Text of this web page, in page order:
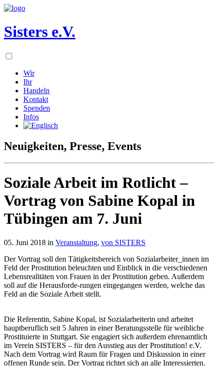
Sisters e.V.
Wir
Ihr
Handeln
Kontakt
Spenden
Infos
Neuigkeiten, Presse, Events
Soziale Arbeit im Rotlicht –
Vortrag von Sabine Kopal in
Tübingen am 7. Juni
05. Juni 2018 in Veranstaltung, von SISTERS
Der Vortrag soll den Tätigkeitsbereich von Sozialarbeiter_innen im
Feld der Prostitution beleuchten und Einblick in die verschiedenen
Lebensrealitäten von Frauen in der Prostitution geben. Außerdem
soll auf die Herausforde-rungen eingegangen werden, welche das
Feld an die Soziale Arbeit stellt.
Die Referentin, Sabine Kopal, ist Sozialarbeiterin und arbeitet
hauptberuflich seit 5 Jahren in einer Beratungsstelle für weibliche
Prostituierte in Stuttgart. Sie engagiert sich außerdem ehrenamtlich
im Verein SISTERS – für den Ausstieg aus der Prostitution! e.V.
Nach dem Vortrag wird Raum für Fragen und Diskussion in einer
offenen Runde sein. Der Vortrag richtet sich an alle Interessierten.